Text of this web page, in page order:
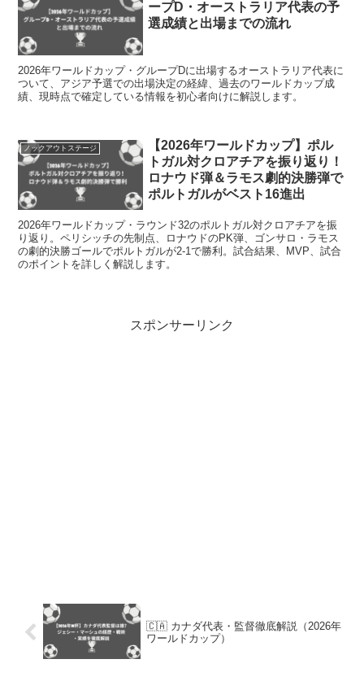
ープD・オーストラリア代表の予
選成績と出場までの流れ
2026年ワールドカップ・グループDに出場するオーストラリア代表に
ついて、アジア予選での出場決定の経緯、過去のワールドカップ成
績、現時点で確定している情報を初心者向けに解説します。
ノックアウトステージ
【2026年ワールドカップ】ポル
トガル対クロアチアを振り返り！
ロナウド弾＆ラモス劇的決勝弾で
ポルトガルがベスト16進出
2026年ワールドカップ・ラウンド32のポルトガル対クロアチアを振
り返り。ペリシッチの先制点、ロナウドのPK弾、ゴンサロ・ラモス
の劇的決勝ゴールでポルトガルが2-1で勝利。試合結果、MVP、試合
のポイントを詳しく解説します。
スポンサーリンク
🇨🇦 カナダ代表・監督徹底解説（2026年
ワールドカップ）